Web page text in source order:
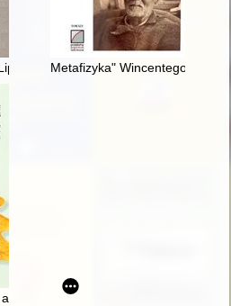
1980 roku - nauka społeczna
Metafizyka" Wincentego
Protestikone und Identitätsbrücke